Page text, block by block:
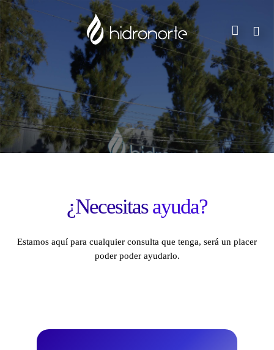
Saltar
al
contenido
¿Necesitasayuda?
Estamos aquí para cualquier consulta que tenga, será un placer
poder poder ayudarlo.